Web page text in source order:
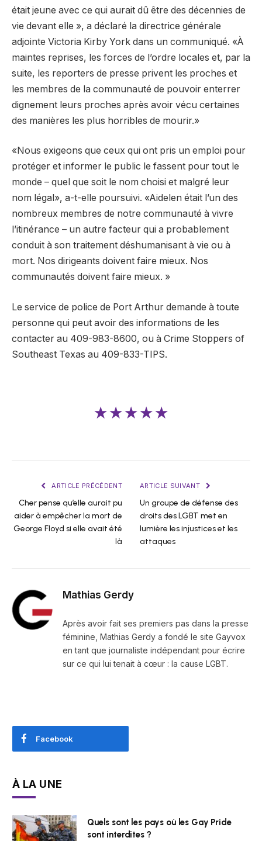
était jeune avec ce qui aurait dû être des décennies de
vie devant elle », a déclaré la directrice générale
adjointe Victoria Kirby York dans un communiqué. «À
maintes reprises, les forces de l’ordre locales et, par la
suite, les reporters de presse privent les proches et
les membres de la communauté de pouvoir enterrer
dignement leurs proches après avoir vécu certaines
des manières les plus horribles de mourir.»
«Nous exigeons que ceux qui ont pris un emploi pour
protéger et informer le public le fassent pour tout le
monde – quel que soit le nom choisi et malgré leur
nom légal», a-t-elle poursuivi. «Aidelen était l’un des
nombreux membres de notre communauté à vivre
l’itinérance – un autre facteur qui a probablement
conduit à son traitement déshumanisant à vie ou à
mort. Nos dirigeants doivent faire mieux. Nos
communautés doivent faire mieux. »
Le service de police de Port Arthur demande à toute
personne qui peut avoir des informations de les
contacter au 409-983-8600, ou à Crime Stoppers of
Southeast Texas au 409-833-TIPS.
★★★★★
ARTICLE PRÉCÉDENT
Cher pense qu’elle aurait pu
aider à empêcher la mort de
George Floyd si elle avait été
là
ARTICLE SUIVANT
Un groupe de défense des
droits des LGBT met en
lumière les injustices et les
attaques
Mathias Gerdy
Après avoir fait ses premiers pas dans la presse
féminine, Mathias Gerdy a fondé le site Gayvox
en tant que journaliste indépendant pour écrire
sur ce qui lui tenait à cœur : la cause LGBT.
Facebook
À LA UNE
Quels sont les pays où les Gay Pride
sont interdites ?